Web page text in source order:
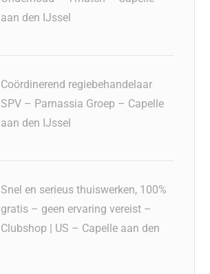
aan den IJssel
Coördinerend regiebehandelaar
SPV – Parnassia Groep – Capelle
aan den IJssel
Snel en serieus thuiswerken, 100%
gratis – geen ervaring vereist –
Clubshop | US – Capelle aan den